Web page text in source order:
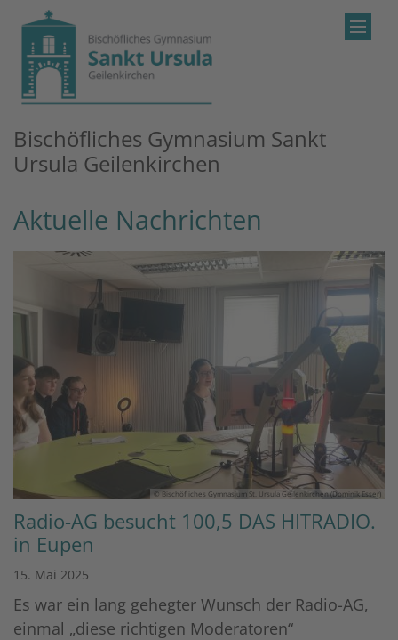
Zum Inhalt springen
Bischöfliches Gymnasium Sankt
Ursula Geilenkirchen
Aktuelle Nachrichten
© Bischöfliches Gymnasium St. Ursula Geilenkirchen (Dominik Esser)
Radio-AG besucht 100,5 DAS HITRADIO.
in Eupen
15. Mai 2025
Es war ein lang gehegter Wunsch der Radio-AG,
einmal „diese richtigen Moderatoren“